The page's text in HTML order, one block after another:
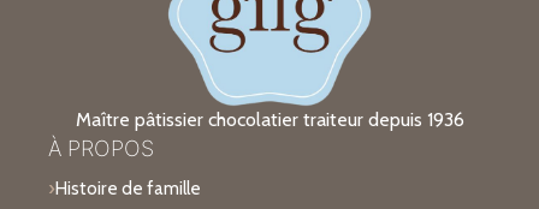
Maître pâtissier chocolatier traiteur depuis 1936
À PROPOS
Histoire de famille